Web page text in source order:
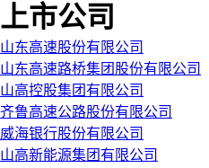
上市公司
山东高速股份有限公司
山东高速路桥集团股份有限公司
山高控股集团有限公司
齐鲁高速公路股份有限公司
威海银行股份有限公司
山高新能源集团有限公司